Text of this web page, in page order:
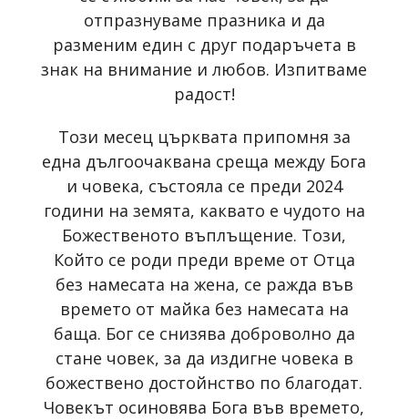
отпразнуваме празника и да
разменим един с друг подаръчета в
знак на внимание и любов. Изпитваме
радост!
Този месец църквата припомня за
една дългоочаквана среща между Бога
и човека, състояла се преди 2024
години на земята, каквато е чудото на
Божественото въплъщение. Този,
Който се роди преди време от Отца
без намесата на жена, се ражда във
времето от майка без намесата на
баща. Бог се снизява доброволно да
стане човек, за да издигне човека в
божествено достойнство по благодат.
Човекът осиновява Бога във времето,